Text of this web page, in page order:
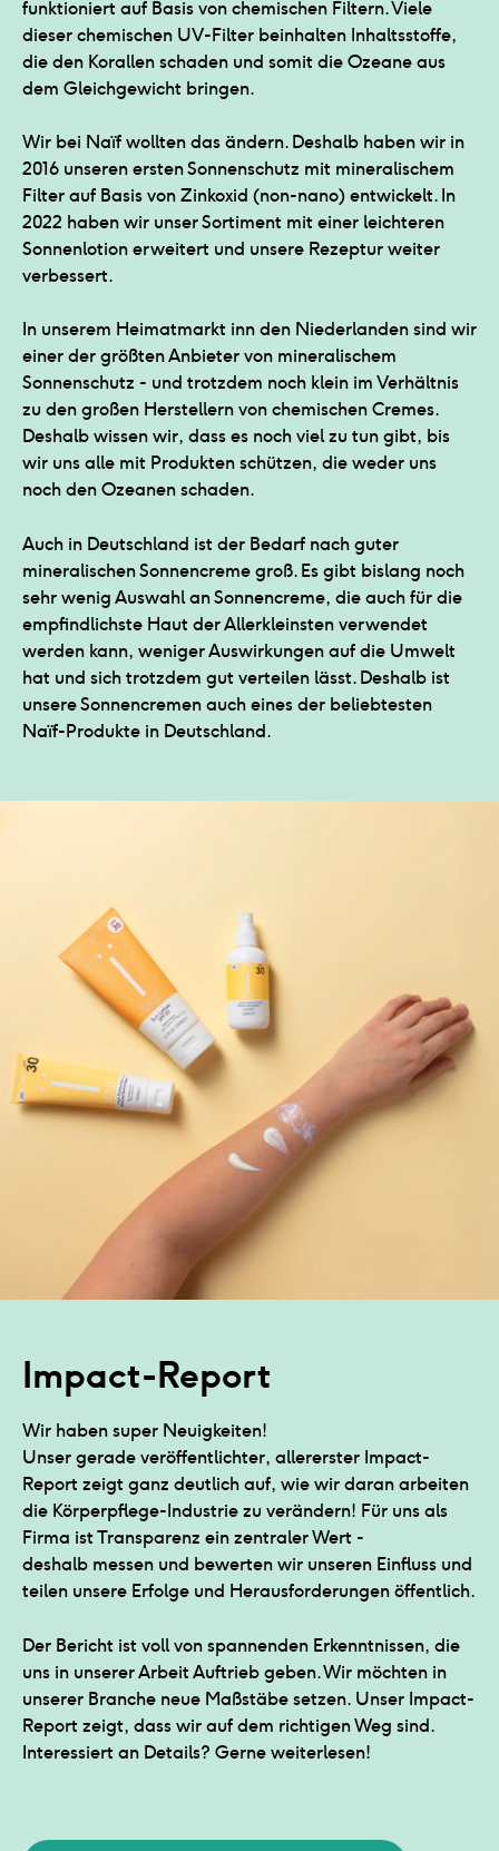
funktioniert auf Basis von chemischen Filtern. Viele
dieser chemischen UV-Filter beinhalten Inhaltsstoffe,
die den Korallen schaden und somit die Ozeane aus
dem Gleichgewicht bringen.
Wir bei Naïf wollten das ändern. Deshalb haben wir in
2016 unseren ersten Sonnenschutz mit mineralischem
Filter auf Basis von Zinkoxid (non-nano) entwickelt. In
2022 haben wir unser Sortiment mit einer leichteren
Sonnenlotion erweitert und unsere Rezeptur weiter
verbessert.
In unserem Heimatmarkt inn den Niederlanden sind wir
einer der größten Anbieter von mineralischem
Sonnenschutz - und trotzdem noch klein im Verhältnis
zu den großen Herstellern von chemischen Cremes.
Deshalb wissen wir, dass es noch viel zu tun gibt, bis
wir uns alle mit Produkten schützen, die weder uns
noch den Ozeanen schaden.
Auch in Deutschland ist der Bedarf nach guter
mineralischen Sonnencreme groß. Es gibt bislang noch
sehr wenig Auswahl an Sonnencreme, die auch für die
empfindlichste Haut der Allerkleinsten verwendet
werden kann, weniger Auswirkungen auf die Umwelt
hat und sich trotzdem gut verteilen lässt. Deshalb ist
unsere Sonnencremen auch eines der beliebtesten
Naïf-Produkte in Deutschland.
Impact-Report
Wir haben super Neuigkeiten!
Unser gerade veröffentlichter, allererster Impact-
Report zeigt ganz deutlich auf, wie wir daran arbeiten
die Körperpflege-Industrie zu verändern! Für uns als
Firma ist Transparenz ein zentraler Wert -
deshalb messen und bewerten wir unseren Einfluss und
teilen unsere Erfolge und Herausforderungen öffentlich.
Der Bericht ist voll von spannenden Erkenntnissen, die
uns in unserer Arbeit Auftrieb geben. Wir möchten in
unserer Branche neue Maßstäbe setzen. Unser Impact-
Report zeigt, dass wir auf dem richtigen Weg sind.
Interessiert an Details? Gerne weiterlesen!